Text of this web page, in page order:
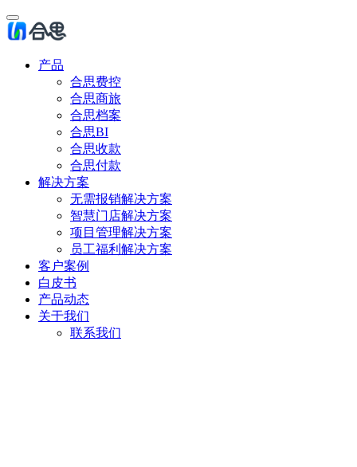
产品
合思费控
合思商旅
合思档案
合思BI
合思收款
合思付款
解决方案
无需报销解决方案
智慧门店解决方案
项目管理解决方案
员工福利解决方案
客户案例
白皮书
产品动态
关于我们
联系我们